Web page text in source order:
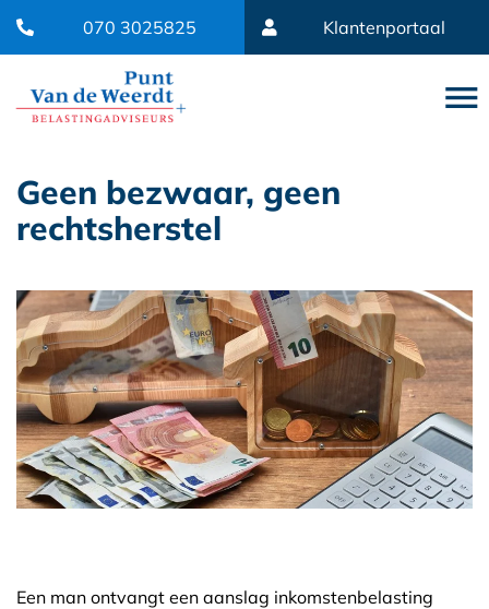
070 3025825 Klantenportaal
Geen bezwaar, geen
rechtsherstel
Een man ontvangt een aanslag inkomstenbelasting